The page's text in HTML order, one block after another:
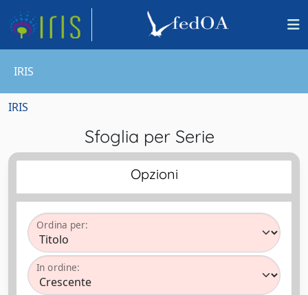
IRIS
IRIS
Sfoglia per Serie
Opzioni
Ordina per:
In ordine: